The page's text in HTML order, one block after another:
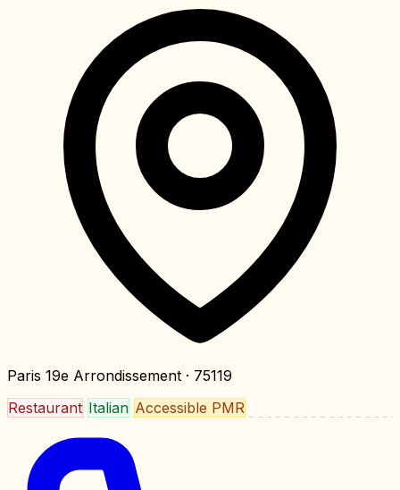
Paris 19e Arrondissement · 75119
Restaurant Italian Accessible PMR